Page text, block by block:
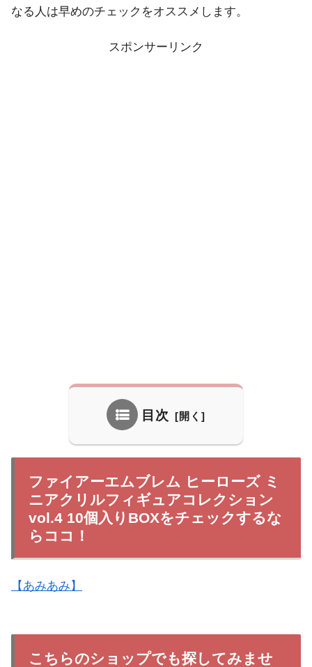
なる人は早めのチェックをオススメします。
スポンサーリンク
目次
ファイアーエムブレム ヒーローズ ミ
ニアクリルフィギュアコレクション
vol.4 10個入りBOXをチェックするな
らココ！
【あみあみ】
こちらのショップでも探してみませ